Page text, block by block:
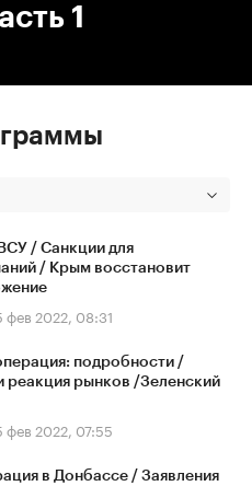
1
/ Санкции для
/ Крым восстановит
фев 2022, 08:31
подробности /
реакция рынков /Зеленский
фев 2022, 07:55
в Донбассе / Заявления